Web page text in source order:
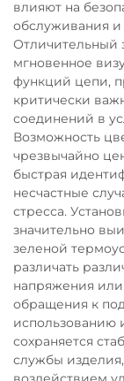
влияют на
обслуживания и
Отличительный
мгновенное
функций цепи,
критически
соединений в
Возможность
чрезвычайно
быстрая
несчастные
стресса.
значительно
зеленой
различать
напряжения
обращения к
использованию
сохраняется
службы